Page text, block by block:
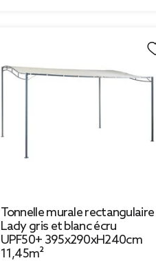
Tonnelle murale rectangulaire
Lady gris et blanc écru
UPF50+ 395x290xH240cm
11,45m²